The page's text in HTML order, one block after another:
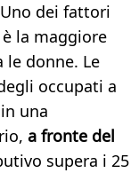
dei fattori
la maggiore
donne. Le
occupati a
una
a fronte del
supera i 25